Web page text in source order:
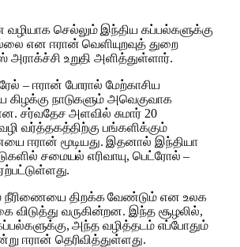
செல்லும் இந்திய கப்பல்களுக்கு
என ஈரான் வெளியுறவுத் துறை
உறுதி அளித்துள்ளார்.
– ஈரான் போரால் மேற்காசிய
கிழக்கு நாடுகளும் அவெகுவாக
சர்வதேச அளவில் சுமார் 20
வர்த்தகத்திற்கு பங்களிக்கும்
ஈரான் மூடியது. இதனால் இந்தியா
சமையல் எரிவாயு, பெட்ரோல் –
நீரிணையை திறக்க வேண்டும் என உலக
விடுத்து வருகின்றன. இந்த சூழலில்,
அந்த வழித்தடம் எப்போதும்
ஈரான் தெரிவித்துள்ளது.